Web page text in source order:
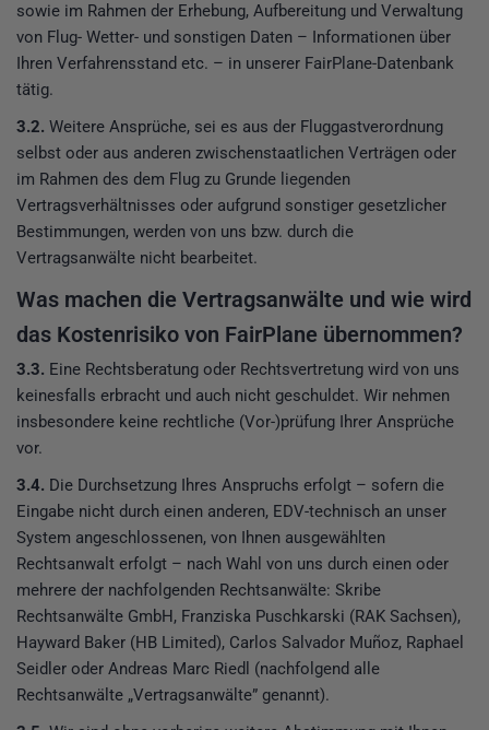
sowie im Rahmen der Erhebung, Aufbereitung und Verwaltung
von Flug- Wetter- und sonstigen Daten – Informationen über
Ihren Verfahrensstand etc. – in unserer FairPlane-Datenbank
tätig.
3.2. Weitere Ansprüche, sei es aus der Fluggastverordnung
selbst oder aus anderen zwischenstaatlichen Verträgen oder
im Rahmen des dem Flug zu Grunde liegenden
Vertragsverhältnisses oder aufgrund sonstiger gesetzlicher
Bestimmungen, werden von uns bzw. durch die
Vertragsanwälte nicht bearbeitet.
Was machen die Vertragsanwälte und wie wird
das Kostenrisiko von FairPlane übernommen?
3.3. Eine Rechtsberatung oder Rechtsvertretung wird von uns
keinesfalls erbracht und auch nicht geschuldet. Wir nehmen
insbesondere keine rechtliche (Vor-)prüfung Ihrer Ansprüche
vor.
3.4. Die Durchsetzung Ihres Anspruchs erfolgt – sofern die
Eingabe nicht durch einen anderen, EDV-technisch an unser
System angeschlossenen, von Ihnen ausgewählten
Rechtsanwalt erfolgt – nach Wahl von uns durch einen oder
mehrere der nachfolgenden Rechtsanwälte: Skribe
Rechtsanwälte GmbH, Franziska Puschkarski (RAK Sachsen),
Hayward Baker (HB Limited), Carlos Salvador Muñoz, Raphael
Seidler oder Andreas Marc Riedl (nachfolgend alle
Rechtsanwälte „Vertragsanwälte” genannt).